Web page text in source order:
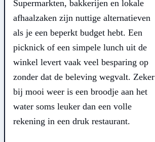
Supermarkten, bakkerijen en lokale
afhaalzaken zijn nuttige alternatieven
als je een beperkt budget hebt. Een
picknick of een simpele lunch uit de
winkel levert vaak veel besparing op
zonder dat de beleving wegvalt. Zeker
bij mooi weer is een broodje aan het
water soms leuker dan een volle
rekening in een druk restaurant.